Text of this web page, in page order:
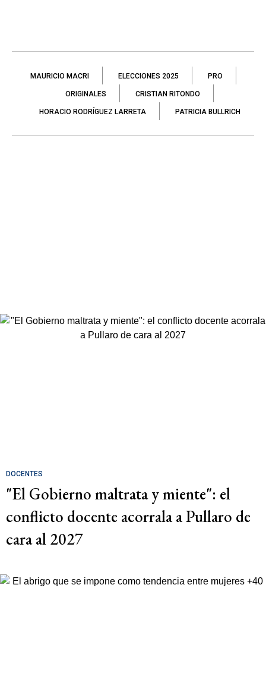
MAURICIO MACRI ELECCIONES 2025 PRO
ORIGINALES CRISTIAN RITONDO
HORACIO RODRÍGUEZ LARRETA PATRICIA BULLRICH
DOCENTES
"El Gobierno maltrata y miente": el
conflicto docente acorrala a Pullaro de
cara al 2027